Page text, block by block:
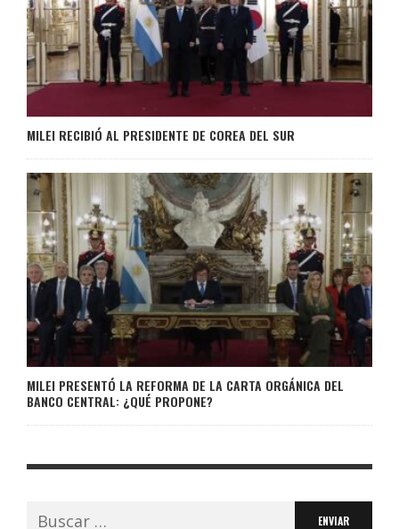
MILEI RECIBIÓ AL PRESIDENTE DE COREA DEL SUR
MILEI PRESENTÓ LA REFORMA DE LA CARTA ORGÁNICA DEL
BANCO CENTRAL: ¿QUÉ PROPONE?
Buscar: